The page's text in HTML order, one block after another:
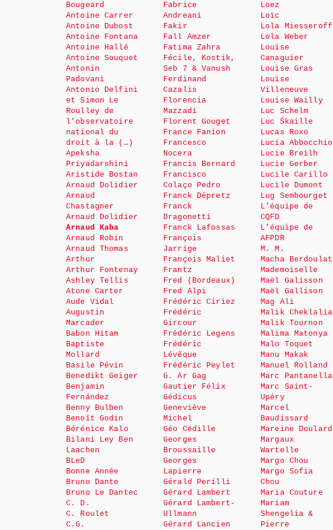
Bougeard
Antoine Carrer
Antoine Dubost
Antoine Fontana
Antoine Hallé
Antoine Souquet
Antonin
Padovani
Antonio Delfini
et Simon Le
Roulley de
l’observatoire
national du
droit à la (…)
Apeksha
Priyadarshini
Aristide Bostan
Arnaud Dolidier
Arnaud
Chastagner
Arnaud Dolidier
Arnaud Kaba
Arnaud Robin
Arnaud Thomas
Arthur
Arthur Fontenay
Ashley Tellis
Atone Carter
Aude Vidal
Augustin
Marcader
Babon Hitam
Baptiste
Mollard
Basile Pévin
Benedikt Geiger
Benjamin
Fernández
Benny Bulben
Benoît Godin
Bérénice Kalo
Bilani Ley Ben
Laachen
BLeD
Bonne Année
Bruno Dante
Bruno Le Dantec
C. D.
C. Roulet
C.G.
Fabrice
Andreani
Fakir
Fall Amzer
Fatima Zahra
Fécile, Kostik,
Seb 7 & Vanush
Ferdinand
Cazalis
Florencia
Mazzadi
Florent Gouget
France Fanion
Francesco
Nocera
Francis Bernard
Francisco
Colaço Pedro
Franck Dépretz
Franck
Dragonetti
Franck Lafossas
François
Jarrige
François Maliet
Frantz
Fred (Bordeaux)
Fred Alpi
Frédéric Ciriez
Frédéric
Gircour
Frédéric Legens
Frédéric
Lévêque
Frédéric Peylet
G. Ar Gag
Gautier Félix
Gédicus
Geneviève
Michel
Géo Cédille
Georges
Broussaille
Georges
Lapierre
Gérald Perilli
Gérard Lambert
Gérard Lambert-
Ullmann
Gérard Lancien
Loez
Loïc
Lola Miesseroff
Lola Weber
Louise
Canaguier
Louise Gras
Louise
Villeneuve
Louise Wailly
Luc Schelm
Luc Śkaille
Lucas Roxo
Lucia Abbocchio
Lucie Breilh
Lucie Gerber
Lucile Carillo
Lucile Dumont
Lug Sembourget
L’équipe de
CQFD
L’équipe de
AFPDR
M. M.
Macha Berdoulat
Mademoiselle
Maël Galisson
Maël Gallison
Mag Ali
Malik Cheklalia
Malik Tournon
Malima Matonya
Malo Toquet
Manu Makak
Manuel Rolland
Marc Pantanella
Marc Saint-
Upéry
Marcel
Baudissard
Mareine Doulard
Margaux
Wartelle
Margo Chou
Margo Sofia
Chou
Maria Couture
Mariam
Shengelia &
Pierre